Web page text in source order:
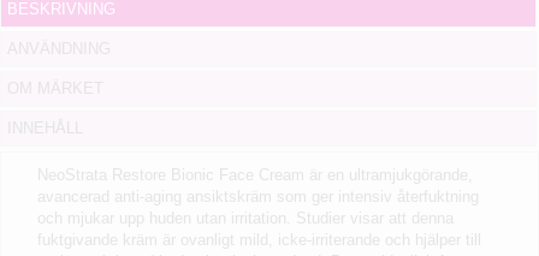
BESKRIVNING
NeoStrata Restore Bionic Face Cream är en ultramjukgörande,
avancerad anti-aging ansiktskräm som ger intensiv återfuktning
och mjukar upp huden utan irritation. Studier visar att denna
fuktgivande kräm är ovanligt mild, icke-irriterande och hjälper till